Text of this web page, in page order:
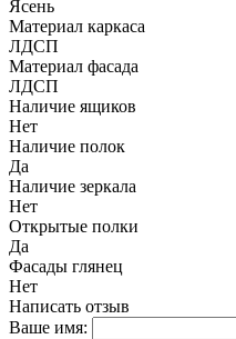
Ясень
Материал каркаса
ЛДСП
Материал фасада
ЛДСП
Наличие ящиков
Нет
Наличие полок
Да
Наличие зеркала
Нет
Открытые полки
Да
Фасады глянец
Нет
Написать отзыв
Ваше имя: